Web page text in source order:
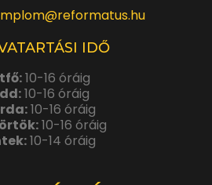
IDŐ
10-16 óráig
10-16 óráig
10-16 óráig
10-16 óráig
10-14 óráig